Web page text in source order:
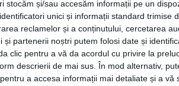
stocăm și/sau accesăm informații pe un
unici și informații standard trimise
reclamelor și a conținutului, cercetarea
și partenerii noștri putem folosi date și
clic pentru a vă da acordul cu privire la
descrierii de mai sus. În mod alternativ,
a accesa informații mai detaliate și a
despre dezvoltarea turismului să
au adresabilitate. Au fost
Ortopedie,chiar a fost
venit doi medici tineriortopezi,